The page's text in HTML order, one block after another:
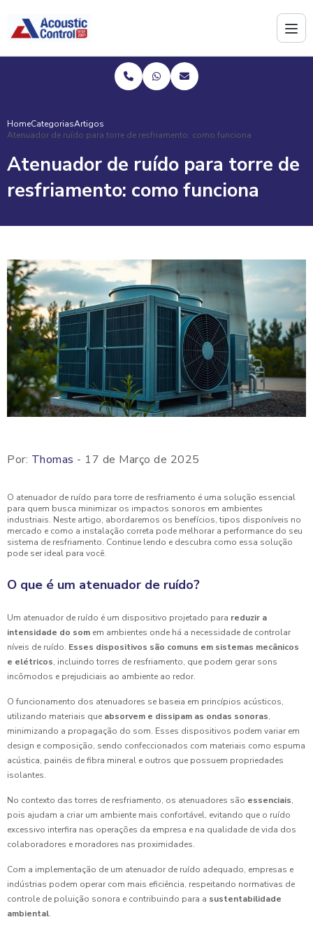
HomeCategoriasArtigos
Atenuador de ruído para torre de resfriamento: como funciona
Atenuador de ruído para torre de
resfriamento: como funciona
Por: Thomas - 17 de Março de 2025
O atenuador de ruído para torre de resfriamento é uma solução essencial
para quem busca minimizar os impactos sonoros em ambientes
industriais. Neste artigo, abordaremos os benefícios, tipos disponíveis no
mercado e como a instalação correta pode melhorar a performance do seu
sistema de resfriamento. Continue lendo e descubra como essa solução
pode ser ideal para você.
O que é um atenuador de ruído?
Um atenuador de ruído é um dispositivo projetado para reduzir a
intensidade do som em ambientes onde há a necessidade de controlar
níveis de ruído. Esses dispositivos são comuns em sistemas mecânicos
e elétricos, incluindo torres de resfriamento, que podem gerar sons
incômodos e prejudiciais ao ambiente ao redor.
O funcionamento dos atenuadores se baseia em princípios acústicos,
utilizando materiais que absorvem e dissipam as ondas sonoras,
minimizando a propagação do som. Esses dispositivos podem variar em
design e composição, sendo confeccionados com materiais como espuma
acústica, painéis de fibra mineral e outros que possuem propriedades
isolantes.
No contexto das torres de resfriamento, os atenuadores são essenciais,
pois ajudam a criar um ambiente mais confortável, evitando que o ruído
excessivo interfira nas operações da empresa e na qualidade de vida dos
colaboradores e moradores nas proximidades.
Com a implementação de um atenuador de ruído adequado, empresas e
indústrias podem operar com mais eficiência, respeitando normativas de
controle de poluição sonora e contribuindo para a sustentabilidade
ambiental.